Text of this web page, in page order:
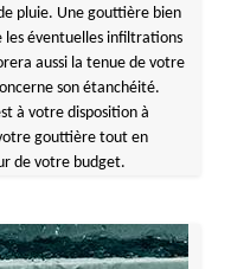
pluie. Une gouttière bien
éventuelles infiltrations
aussi la tenue de votre
son étanchéité.
à votre disposition à
gouttière tout en
de votre budget.